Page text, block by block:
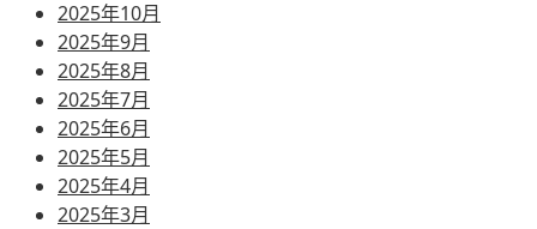
2025年10月
2025年9月
2025年8月
2025年7月
2025年6月
2025年5月
2025年4月
2025年3月